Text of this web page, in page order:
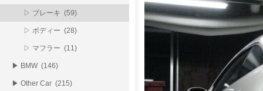
▷ ブレーキ (59)
▷ ボディー (28)
▷ マフラー (11)
▶ BMW (146)
▶ Other Car (215)